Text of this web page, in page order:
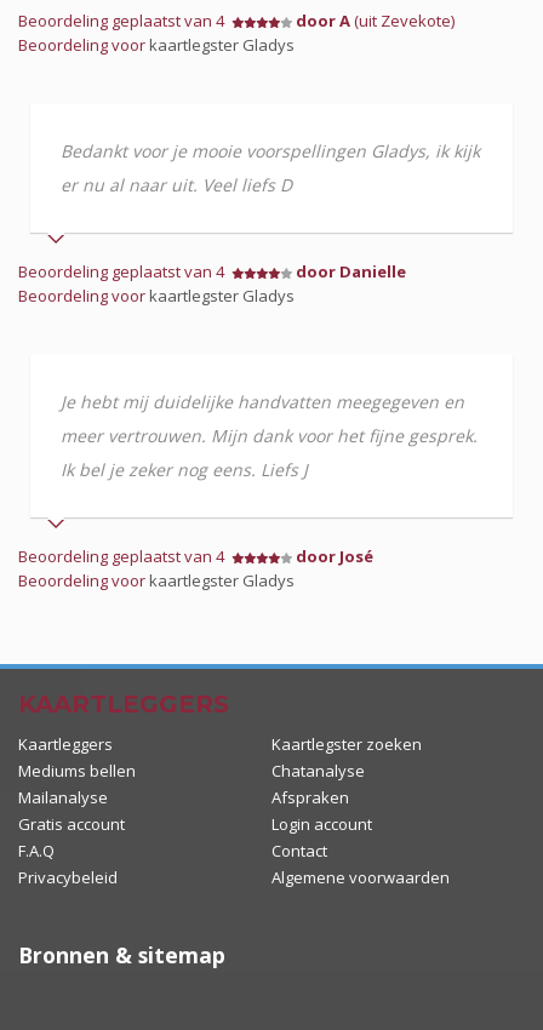
Beoordeling geplaatst van 4 door A(uit Zevekote)
Beoordeling voorkaartlegster Gladys
Bedankt voor je mooie voorspellingen Gladys, ik kijk
er nu al naar uit. Veel liefs D
Beoordeling geplaatst van 4
door Danielle
Beoordeling voorkaartlegster Gladys
Je hebt mij duidelijke handvatten meegegeven en
meer vertrouwen. Mijn dank voor het fijne gesprek.
Ik bel je zeker nog eens. Liefs J
Beoordeling geplaatst van 4
door José
Beoordeling voorkaartlegster Gladys
KAARTLEGGERS
Kaartleggers
Kaartlegster zoeken
Mediums bellen
Chatanalyse
Mailanalyse
Afspraken
Gratis account
Login account
F.A.Q
Contact
Privacybeleid
Algemene voorwaarden
Bronnen & sitemap